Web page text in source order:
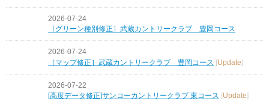
2026-07-24
［グリーン種別修正］武蔵カントリークラブ 豊岡コース
2026-07-24
［マップ修正］武蔵カントリークラブ 豊岡コース [Update]
2026-07-22
[高度データ修正]サンコーカントリークラブ 東コース [Update]